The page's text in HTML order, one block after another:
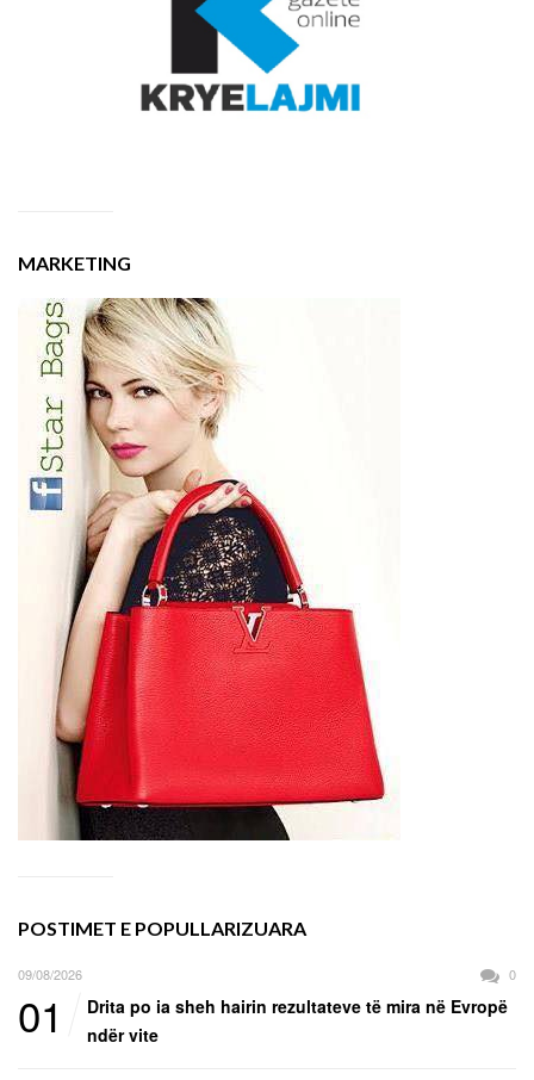
MARKETING
POSTIMET E POPULLARIZUARA
09/08/2026 0
01
Drita po ia sheh hairin rezultateve të mira në Evropë
ndër vite